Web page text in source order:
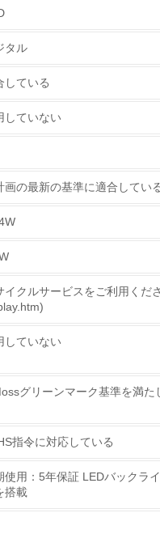
検証して次の活動に活かして
業務の中で行うべき環境対
を導入している
資源・エネルギー
ネルギー（電力、重油、ガ
把握をし、具体的な削減目
タル
している
していない
画の最新の基準に適合してい
イクルサービスをご利用く
していない
グリーンマーク基準を満た
指令に対応している
使用：5年保証 LEDバックラ
搭載